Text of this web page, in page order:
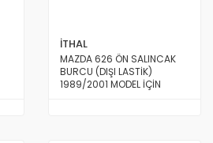
İTHAL
MAZDA 626 ÖN SALINCAK
BURCU (DIŞI LASTİK)
1989/2001 MODEL İÇİN